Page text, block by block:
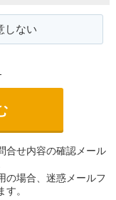
しない
合せ内容の確認メール
の場合、迷惑メールフ
。